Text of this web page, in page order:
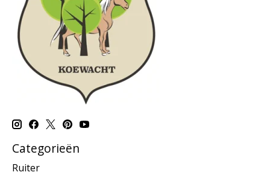
Categorieën
Ruiter